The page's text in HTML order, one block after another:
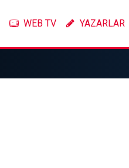
WEB TV YAZARLAR